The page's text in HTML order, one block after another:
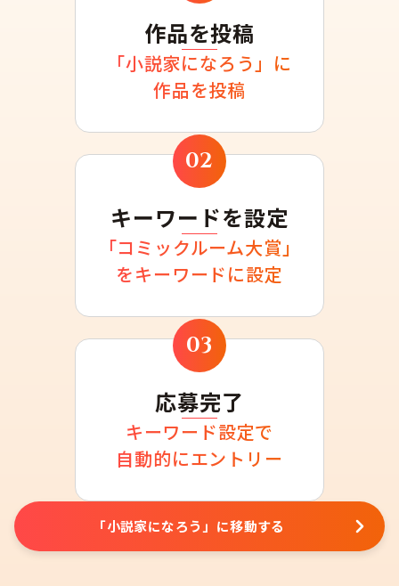
作品を投稿
「小説家になろう」に
作品を投稿
02
キーワードを設定
「コミックルーム大賞」
をキーワードに設定
03
応募完了
キーワード設定で
自動的にエントリー
「小説家になろう」に移動する